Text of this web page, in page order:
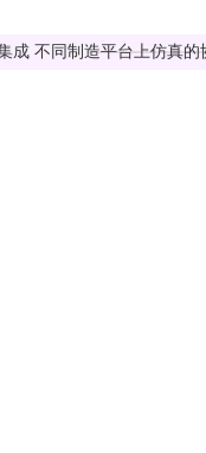
simulation project
relate to the